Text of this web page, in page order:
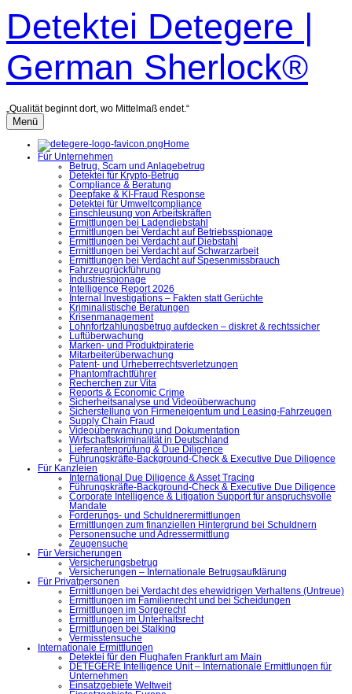
Inhalt
überspringen
Detektei Detegere |
German Sherlock®
„Qualität beginnt dort, wo Mittelmaß endet.“
Menü
Home
Für Unternehmen
Betrug, Scam und Anlagebetrug
Detektei für Krypto-Betrug
Compliance & Beratung
Deepfake & KI-Fraud Response
Detektei für Umweltcompliance
Einschleusung von Arbeitskräften
Ermittlungen bei Ladendiebstahl
Ermittlungen bei Verdacht auf Betriebsspionage
Ermittlungen bei Verdacht auf Diebstahl
Ermittlungen bei Verdacht auf Schwarzarbeit
Ermittlungen bei Verdacht auf Spesenmissbrauch
Fahrzeugrückführung
Industriespionage
Intelligence Report 2026
Internal Investigations – Fakten statt Gerüchte
Kriminalistische Beratungen
Krisenmanagement
Lohnfortzahlungsbetrug aufdecken – diskret & rechtssicher
Luftüberwachung
Marken- und Produktpiraterie
Mitarbeiterüberwachung
Patent- und Urheberrechtsverletzungen
Phantomfrachtführer
Recherchen zur Vita
Reports & Economic Crime
Sicherheitsanalyse und Videoüberwachung
Sicherstellung von Firmeneigentum und Leasing-Fahrzeugen
Supply Chain Fraud
Videoüberwachung und Dokumentation
Wirtschaftskriminalität in Deutschland
Lieferantenprüfung & Due Diligence
Führungskräfte-Background-Check & Executive Due Diligence
Für Kanzleien
International Due Diligence & Asset Tracing
Führungskräfte-Background-Check & Executive Due Diligence
Corporate Intelligence & Litigation Support für anspruchsvolle
Mandate
Forderungs- und Schuldnerermittlungen
Ermittlungen zum finanziellen Hintergrund bei Schuldnern
Personensuche und Adressermittlung
Zeugensuche
Für Versicherungen
Versicherungsbetrug
Versicherungen – Internationale Betrugsaufklärung
Für Privatpersonen
Ermittlungen bei Verdacht des ehewidrigen Verhaltens (Untreue)
Ermittlungen im Familienrecht und bei Scheidungen
Ermittlungen im Sorgerecht
Ermittlungen im Unterhaltsrecht
Ermittlungen bei Stalking
Vermisstensuche
Internationale Ermittlungen
Detektei für den Flughafen Frankfurt am Main
DETEGERE Intelligence Unit – Internationale Ermittlungen für
Unternehmen
Einsatzgebiete Weltweit